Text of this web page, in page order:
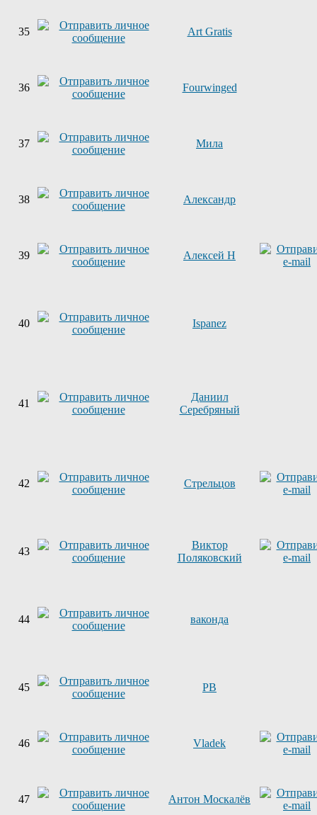
35 Art Gratis
36 Fourwinged
37 Мила
38 Александр
39 Алексей Н
40 Ispanez
41
Даниил
Серебряный
42 Стрельцов
43
Виктор
Поляковский
44 ваконда
45 PB
46 Vladek
47 Антон Москалёв